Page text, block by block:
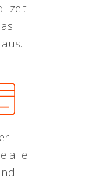
-zeit
alle